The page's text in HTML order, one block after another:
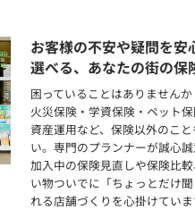
お客様の不安や疑問を安
選べる、あなたの街の保
困っていることはありません
火災保険・学資保険・ペット
資産運用など、保険以外のこ
い。専門のプランナーが誠心
加入中の保険見直しや保険比
い物ついでに「ちょっとだけ
れる店舗づくりを心掛けていま